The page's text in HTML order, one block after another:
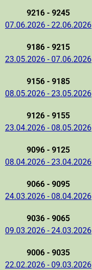
9216 - 9245
07.06.2026 - 22.06.2026
9186 - 9215
23.05.2026 - 07.06.2026
9156 - 9185
08.05.2026 - 23.05.2026
9126 - 9155
23.04.2026 - 08.05.2026
9096 - 9125
08.04.2026 - 23.04.2026
9066 - 9095
24.03.2026 - 08.04.2026
9036 - 9065
09.03.2026 - 24.03.2026
9006 - 9035
22.02.2026 - 09.03.2026